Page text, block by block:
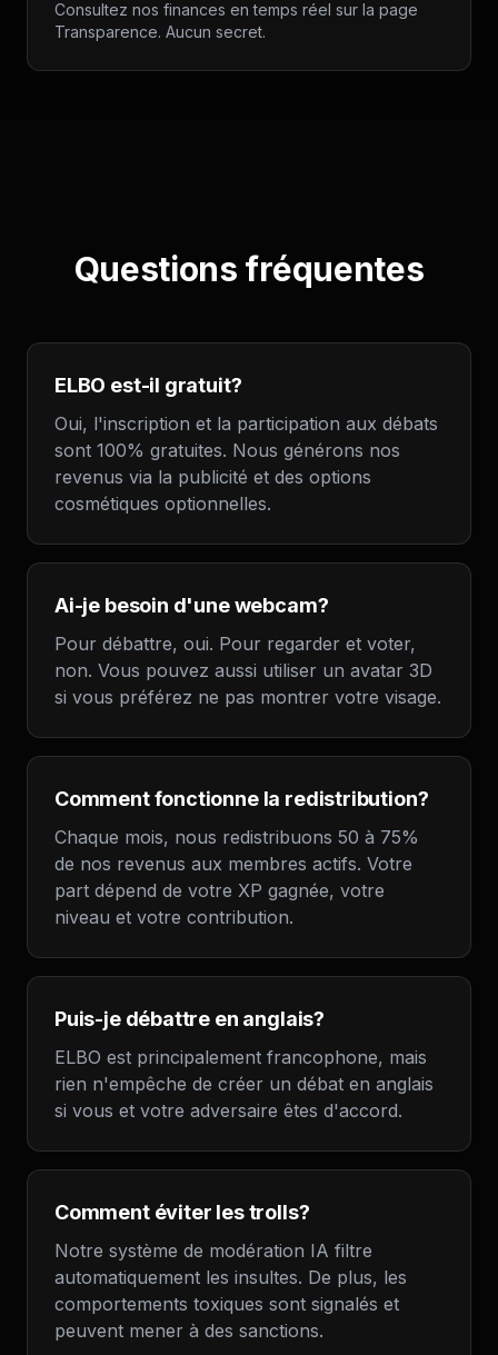
Consultez nos finances en temps réel sur la page
Transparence. Aucun secret.
Questions fréquentes
ELBO est-il gratuit?
Oui, l'inscription et la participation aux débats
sont 100% gratuites. Nous générons nos
revenus via la publicité et des options
cosmétiques optionnelles.
Ai-je besoin d'une webcam?
Pour débattre, oui. Pour regarder et voter,
non. Vous pouvez aussi utiliser un avatar 3D
si vous préférez ne pas montrer votre visage.
Comment fonctionne la redistribution?
Chaque mois, nous redistribuons 50 à 75%
de nos revenus aux membres actifs. Votre
part dépend de votre XP gagnée, votre
niveau et votre contribution.
Puis-je débattre en anglais?
ELBO est principalement francophone, mais
rien n'empêche de créer un débat en anglais
si vous et votre adversaire êtes d'accord.
Comment éviter les trolls?
Notre système de modération IA filtre
automatiquement les insultes. De plus, les
comportements toxiques sont signalés et
peuvent mener à des sanctions.